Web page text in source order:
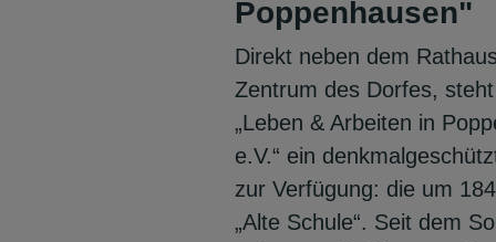
Poppenhausen"
Direkt neben dem
Zentrum des Dorfes,
„Leben & Arbeiten in
e.V.“ ein
zur Verfügung: die um
„Alte Schule“. Seit dem